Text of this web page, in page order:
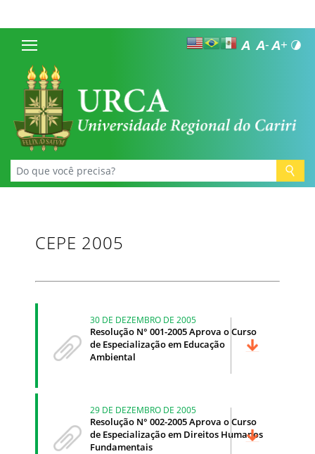
CEPE 2005
30 DE DEZEMBRO DE 2005
Resolução N° 001-2005 Aprova o Curso
de Especialização em Educação
Ambiental
29 DE DEZEMBRO DE 2005
Resolução N° 002-2005 Aprova o Curso
de Especialização em Direitos Humanos
Fundamentais